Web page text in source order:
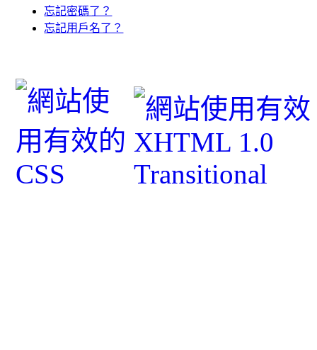
忘記密碼了？
忘記用戶名了？